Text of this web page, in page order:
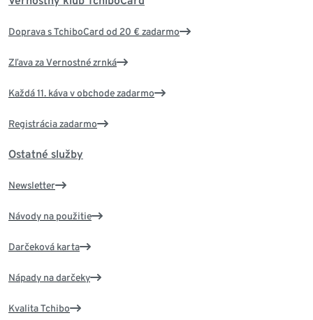
Doprava s TchiboCard od 20 € zadarmo
Zľava za Vernostné zrnká
Každá 11. káva v obchode zadarmo
Registrácia zadarmo
Ostatné služby
Newsletter
Návody na použitie
Darčeková karta
Nápady na darčeky
Kvalita Tchibo